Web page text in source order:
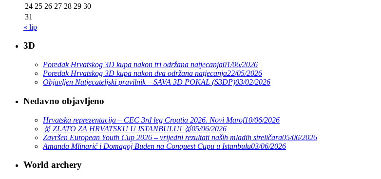
24 25 26 27 28 29 30
31
« lip
3D
Poredak Hrvatskog 3D kupa nakon tri održana natjecanja01/06/2026
Poredak Hrvatskog 3D kupa nakon dva održana natjecanja22/05/2026
Objavljen Natjecateljski pravilnik – SAVA 3D POKAL (S3DP)03/02/2026
Nedavno objavljeno
Hrvatska reprezentacija – CEC 3rd leg Croatia 2026. Novi Marof10/06/2026
🥇 ZLATO ZA HRVATSKU U ISTANBULU! 🥇05/06/2026
Završen European Youth Cup 2026 – vrijedni rezultati naših mladih streličara05/06/2026
Amanda Mlinarić i Domagoj Buden na Conquest Cupu u Istanbulu03/06/2026
World archery